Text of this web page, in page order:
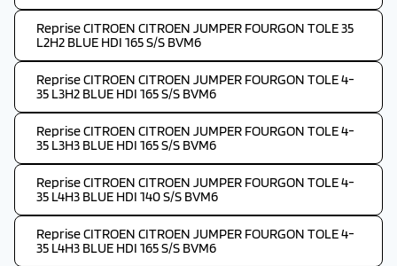
Reprise CITROEN CITROEN JUMPER FOURGON TOLE 35
L2H2 BLUE HDI 165 S/S BVM6
Reprise CITROEN CITROEN JUMPER FOURGON TOLE 4-
35 L3H2 BLUE HDI 165 S/S BVM6
Reprise CITROEN CITROEN JUMPER FOURGON TOLE 4-
35 L3H3 BLUE HDI 165 S/S BVM6
Reprise CITROEN CITROEN JUMPER FOURGON TOLE 4-
35 L4H3 BLUE HDI 140 S/S BVM6
Reprise CITROEN CITROEN JUMPER FOURGON TOLE 4-
35 L4H3 BLUE HDI 165 S/S BVM6